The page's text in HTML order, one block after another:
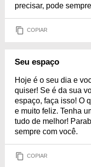
precisar, pode
COPIAR
Seu espaço
Hoje é o seu dia e
quiser! Se é da sua
espaço, faça isso! O
e muito feliz. Tenha
tudo de melhor!
sempre com você.
COPIAR